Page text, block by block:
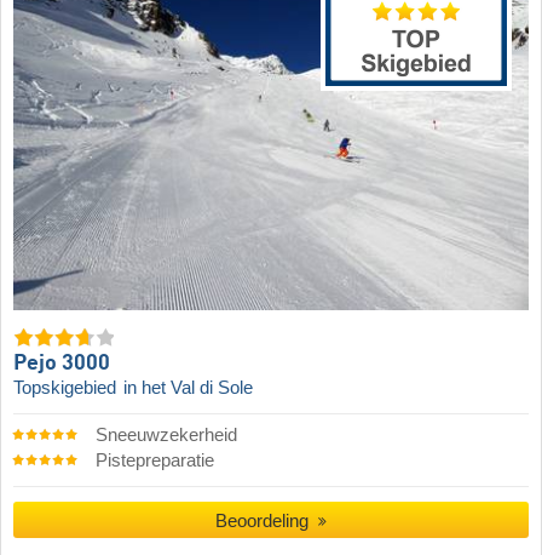
Pejo 3000
Topskigebied in het Val di Sole
Sneeuwzekerheid
Pistepreparatie
Beoordeling